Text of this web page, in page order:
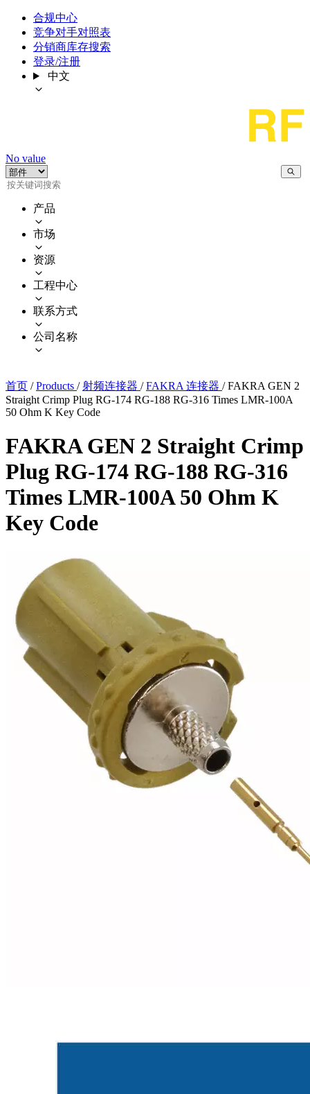
合规中心
竞争对手对照表
分销商库存搜索
登录/注册
中文
No value
产品
市场
资源
工程中心
联系方式
公司名称
首页 / Products / 射频连接器 / FAKRA 连接器 / FAKRA GEN 2
Straight Crimp Plug RG-174 RG-188 RG-316 Times LMR-100A
50 Ohm K Key Code
FAKRA GEN 2 Straight Crimp
Plug RG-174 RG-188 RG-316
Times LMR-100A 50 Ohm K
Key Code